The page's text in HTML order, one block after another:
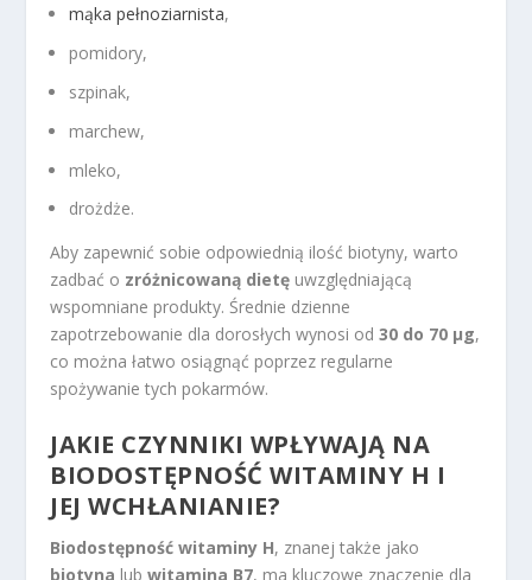
mąka pełnoziarnista,
pomidory,
szpinak,
marchew,
mleko,
drożdże.
Aby zapewnić sobie odpowiednią ilość biotyny, warto
zadbać o zróżnicowaną dietę uwzględniającą
wspomniane produkty. Średnie dzienne
zapotrzebowanie dla dorosłych wynosi od30 do 70 µg,
co można łatwo osiągnąć poprzez regularne
spożywanie tych pokarmów.
JAKIE CZYNNIKI WPŁYWAJĄ NA
BIODOSTĘPNOŚĆ WITAMINY H I
JEJ WCHŁANIANIE?
Biodostępność witaminy H, znanej także jako
biotyna lubwitamina B7, ma kluczowe znaczenie dla